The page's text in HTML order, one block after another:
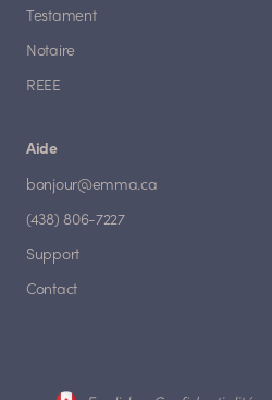
Testament
Notaire
REEE
Aide
bonjour@emma.ca
(438) 806-7227
Support
Contact